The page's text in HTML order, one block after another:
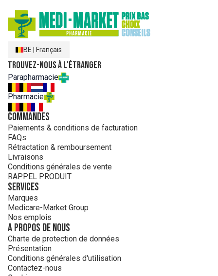
correspondant à 5 mg EP).
EP = Equivalent Plante.
BE Français
Trouvez-nous à l'étranger
Parapharmacie
Pharmacie
Commandes
Paiements & conditions de facturation
FAQs
Rétractation & remboursement
Livraisons
Conditions générales de vente
RAPPEL PRODUIT
Services
Marques
Medicare-Market Group
Nos emplois
A propos de nous
Charte de protection de données
Présentation
Conditions générales d'utilisation
Contactez-nous